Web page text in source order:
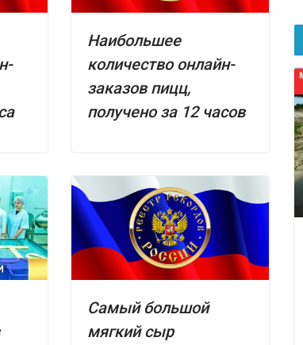
Наибольшее
количество онлайн-
заказов пицц,
получено за 12 часов
Самый большой
мягкий сыр